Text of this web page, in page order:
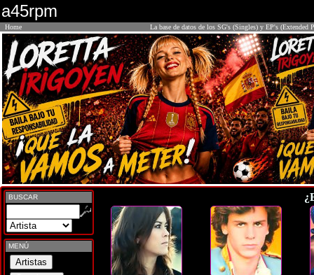
a45rpm
Home La base de datos de los SG's (Singles) y EP's (Extended
BUSCAR
MENÚ